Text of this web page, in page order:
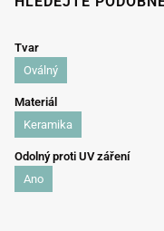
Tvar
Oválný
Materiál
Keramika
Odolný proti UV záření
Ano